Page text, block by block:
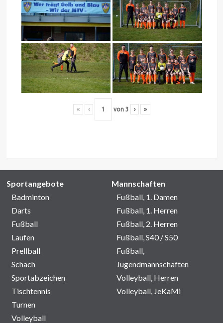
« ‹ von 3 › »
Sportangebote
Badminton
Darts
Fußball
Laufen
Prellball
Schach
Sportabzeichen
Tischtennis
Turnen
Volleyball
Mannschaften
Fußball, 1. Damen
Fußball, 1. Herren
Fußball, 2. Herren
Fußball, S40 / S50
Fußball,
Jugendmannschaften
Volleyball, Herren
Volleyball, JeKaMi